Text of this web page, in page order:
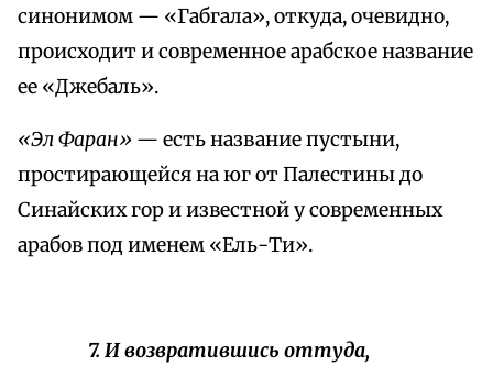
синонимом — «Габгала», откуда, очевидно,
происходит и современное арабское название
ее «Джебаль».
«Эл Фаран» — есть название пустыни,
простирающейся на юг от Палестины до
Синайских гор и известной у современных
арабов под именем «Ель-Ти».
7. И возвратившись оттуда,